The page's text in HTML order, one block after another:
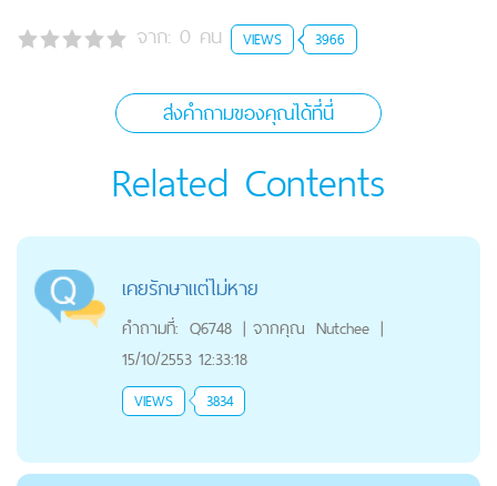
จาก: 0 คน VIEWS 3966
ส่งคำถามของคุณได้ที่นี่
Related Contents
เคยรักษาแต่ไม่หาย
คำถามที่: Q6748 | จากคุณ Nutchee |
15/10/2553 12:33:18
VIEWS 3834